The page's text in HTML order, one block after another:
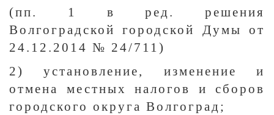
(пп. 1 в ред. решения
Волгоградской городской Думы от
24.12.2014 № 24/711)
2) установление, изменение и
отмена местных налогов и сборов
городского округа Волгоград;